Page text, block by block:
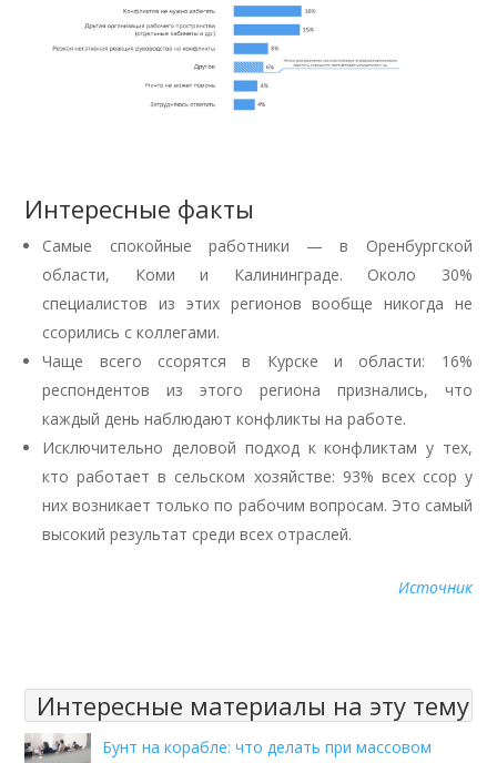
Интересные факты
Самые спокойные работники — в Оренбургской
области, Коми и Калининграде. Около 30%
специалистов из этих регионов вообще никогда не
ссорились с коллегами.
Чаще всего ссорятся в Курске и области: 16%
респондентов из этого региона признались, что
каждый день наблюдают конфликты на работе.
Исключительно деловой подход к конфликтам у тех,
кто работает в сельском хозяйстве: 93% всех ссор у
них возникает только по рабочим вопросам. Это самый
высокий результат среди всех отраслей.
Источник
Интересные материалы на эту тему
Бунт на корабле: что делать при массовом